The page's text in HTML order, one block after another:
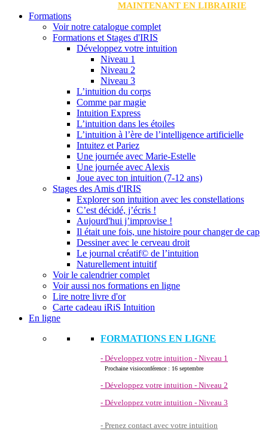
MAINTENANT EN LIBRAIRIE
Formations
Voir notre catalogue complet
Formations et Stages d'IRIS
Développez votre intuition
Niveau 1
Niveau 2
Niveau 3
L’intuition du corps
Comme par magie
Intuition Express
L’intuition dans les étoiles
L’intuition à l’ère de l’intelligence artificielle
Intuitez et Pariez
Une journée avec Marie-Estelle
Une journée avec Alexis
Joue avec ton intuition (7-12 ans)
Stages des Amis d'IRIS
Explorer son intuition avec les constellations
C’est décidé, j’écris !
Aujourd'hui j’improvise !
Il était une fois, une histoire pour changer de cap
Dessiner avec le cerveau droit
Le journal créatif© de l’intuition
Naturellement intuitif
Voir le calendrier complet
Voir aussi nos formations en ligne
Lire notre livre d'or
Carte cadeau iRiS Intuition
En ligne
FORMATIONS EN LIGNE
- Développez votre intuition - Niveau 1
Prochaine visioconférence : 16 septembre
- Développez votre intuition - Niveau 2
- Développez votre intuition - Niveau 3
- Prenez contact avec votre intuition